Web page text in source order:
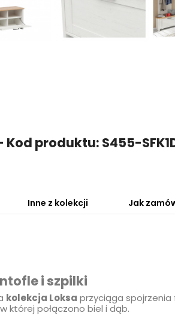
produktu: S455-
Inne z kolekcji Jak
i szpilki
kolekcja Loksa przyciąga
której połączono biel i dąb.